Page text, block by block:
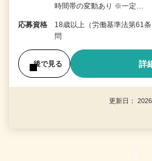
時間帯の変動あり ※一定…
応募資格
18歳以上（労働基準法第61
問
後で見る 詳
更新日：
1